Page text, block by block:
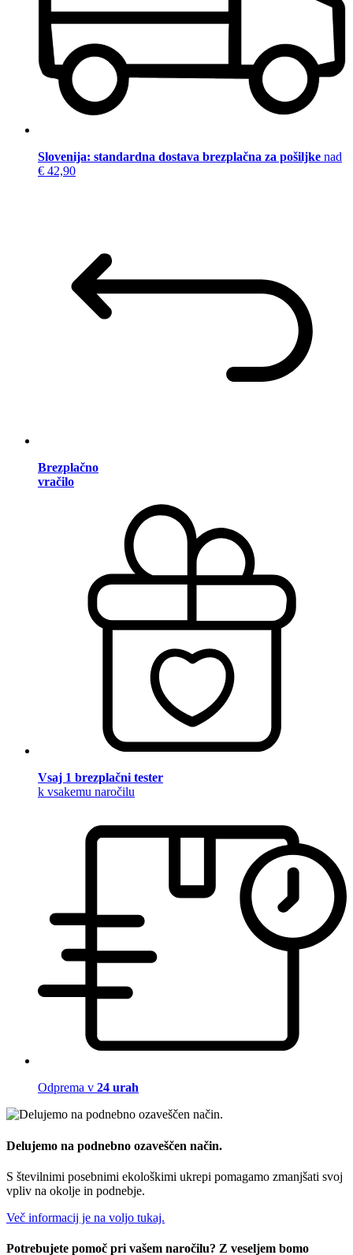
Slovenija: standardna dostava brezplačna za pošiljke nad
€ 42,90
Brezplačno
vračilo
Vsaj 1 brezplačni tester
k vsakemu naročilu
Odprema v 24 urah
Delujemo na podnebno ozaveščen način.
S številnimi posebnimi ekološkimi ukrepi pomagamo zmanjšati svoj
vpliv na okolje in podnebje.
Več informacij je na voljo tukaj.
Potrebujete pomoč pri vašem naročilu? Z veseljem bomo